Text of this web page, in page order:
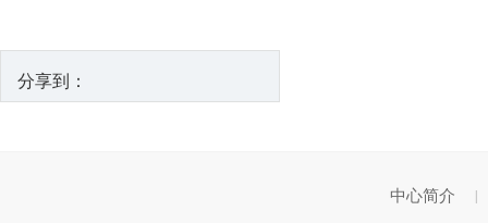
分享到：
中心简介